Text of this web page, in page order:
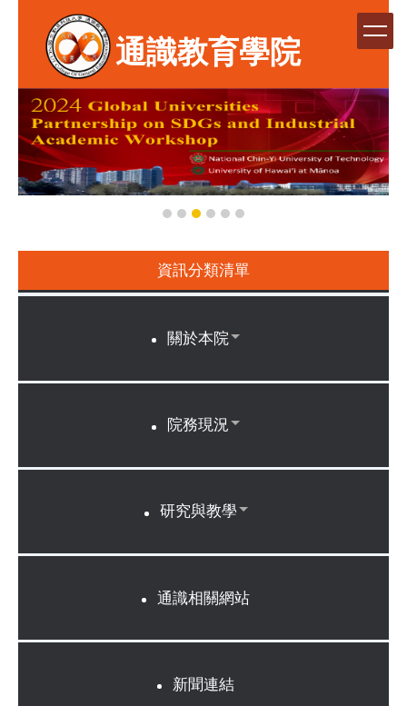
內
通識教育學院
資訊分類清單
關於本院
院務現況
研究與教學
通識相關網站
新聞連結